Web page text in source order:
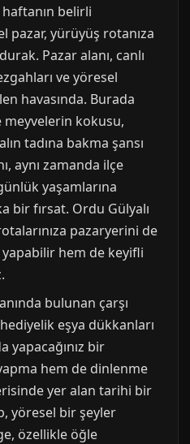
haftanın belirli
pazar, yürüyüş rotanıza
Pazar alanı, canlı
ve yöresel
havasında. Burada
meyvelerin kokusu,
tadına bakma şansı
aynı zamanda ilçe
yaşamlarına
bir fırsat. Ordu Gülyalı
pazaryerini de
hem de keyifli
bulunan çarşı
eşya dükkanları
yapacağınız bir
hem de dinlenme
yer alan tarihi bir
yöresel bir şeyler
özellikle öğle